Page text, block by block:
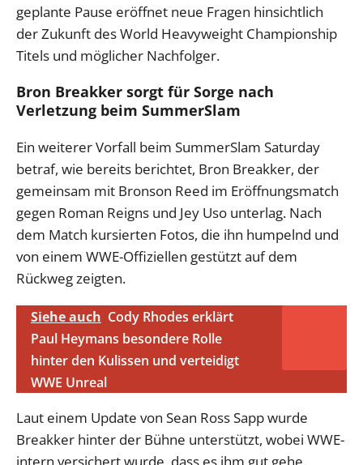
geplante Pause eröffnet neue Fragen hinsichtlich
der Zukunft des World Heavyweight Championship
Titels und möglicher Nachfolger.
Bron Breakker sorgt für Sorge nach
Verletzung beim SummerSlam
Ein weiterer Vorfall beim SummerSlam Saturday
betraf, wie bereits berichtet, Bron Breakker, der
gemeinsam mit Bronson Reed im Eröffnungsmatch
gegen Roman Reigns und Jey Uso unterlag. Nach
dem Match kursierten Fotos, die ihn humpelnd und
von einem WWE-Offiziellen gestützt auf dem
Rückweg zeigten.
Siehe auch Cody Rhodes erklärt
Paul Heymans besondere Rolle
hinter den Kulissen und verteidigt
WWE Unreal
Laut einem Update von Sean Ross Sapp wurde
Breakker hinter der Bühne unterstützt, wobei WWE-
intern versichert wurde, dass es ihm gut gehe.